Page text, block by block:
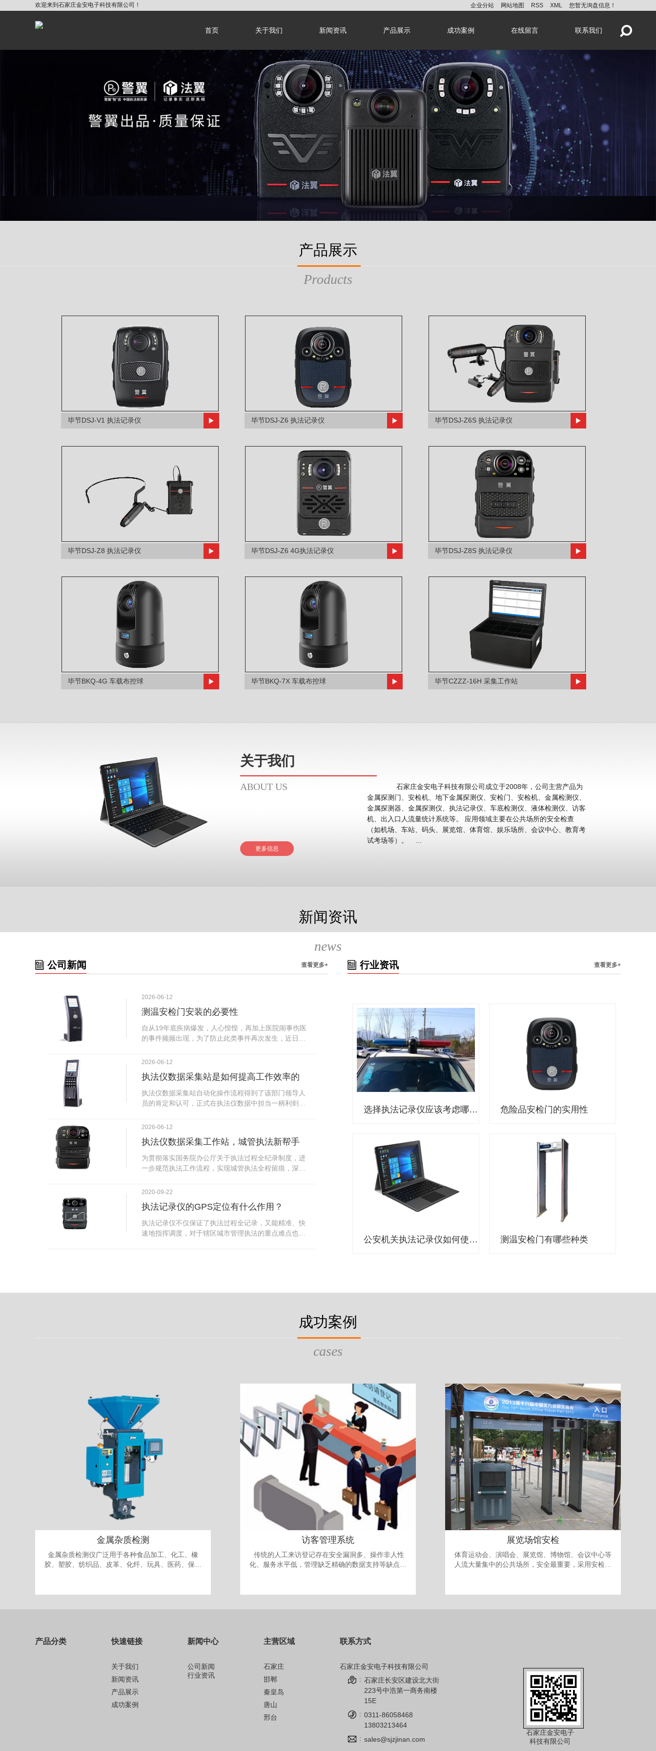
欢迎来到石家庄金安电子科技有限公司！ 企业分站 网站地图 RSS XML 您暂无询盘信息！
首页 关于我们 新闻资讯 产品展示 成功案例 在线留言 联系我们
产品展示
Products
毕节DSJ-V1 执法记录仪 毕节DSJ-Z6 执法记录仪 毕节DSJ-Z6S 执法记录仪
毕节DSJ-Z8 执法记录仪 毕节DSJ-Z6 4G执法记录仪 毕节DSJ-Z8S 执法记录仪
毕节BKQ-4G 车载布控球 毕节BKQ-7X 车载布控球 毕节CZZZ-16H 采集工作站
关于我们
ABOUT US
更多信息
石家庄金安电子科技有限公司成立于2008年，公司主营产品为
金属探测门、安检机、地下金属探测仪、安检门、安检机、金属检测仪、
金属探测器、金属探测仪、执法记录仪、车底检测仪、液体检测仪、访客
机、出入口人流量统计系统等。 应用领域主要在公共场所的安全检查
（如机场、车站、码头、展览馆、体育馆、娱乐场所、会议中心、教育考
新闻资讯
news
公司新闻 查看更多+
2026-06-12
测温安检门安装的必要性
自从19年底疾病爆发，人心惶惶，再加上医院闹事伤医
的事件频频出现，为了防止此类事件再次发生，近日，
尽快的安装安检门等设备，开展安全工作。此消息一经
个，其一，安装安检门是否会激化矛盾。其二，安装安
检门可以防范于未然。1月6号当天，南宁市第二医院刚
试行安检的首日，检查出10多把各类刀具和一把管制类
可以，能够保障急诊的快速通道顺畅就可以。
2026-06-12
执法仪数据采集站是如何提高工作效率的
执法仪数据采集站自动化操作流程得到了该部门领导人
员的肯定和认可，正式在执法仪数据中担当一柄利剑。
步，首先执法仪数据采集站支持多台执法仪同时上传数
取目标对象，并同步到采集站中，此外设备具有断点续
传的功能，如果碰到网络故障，可以从已经上传或下载
的部分开始继续上传下载未完成的部分，而没有必要从
据和自动充电，方便执法人员下次直接使用，提高执法
仪数据效率。执法仪数据采集站还具有强大的数据存储
据，将统计结果以图表或者报表的形式呈现；设备设置
有用户操作权限管理，自动将用户警员编号与执法仪编
2026-06-12
执法仪数据采集工作站，城管执法新帮手
为贯彻落实国务院办公厅关于执法过程全纪录制度，进
一步规范执法工作流程，实现城管执法全程留痕，深入
手。执法记录仪是我们队员在路面执法的必备品，它忠
盾的发生。现在有了执法仪数据采集工作站，执法队员
的担忧便得到有效的解决。每个采集工作站可支持多台
执法记录仪设备同时上传数据，队员当天使用当天上
充电、校校时，做执法记录仪的贴心小"保姆"。随着群
场资料，直戳了当的展示给行政相对人看，有效的减少
2020-09-22
执法记录仪的GPS定位有什么作用？
执法记录仪不仅保证了执法过程全记录，又能精准、快
速地指挥调度，对于辖区城市管理执法的重点难点也能
在平台的电子地图上显示出设备的具体位置，实时查看
能，在实战中发挥着重要的作用，能广泛应用于交警公
安执法、卫生监督、城管执法、海关执法、路政、质量
行业资讯 查看更多+
选择执法记录仪应该考虑哪些因素？ 危险品安检门的实用性
公安机关执法记录仪如何使用？ 测温安检门有哪些种类
成功案例
cases
金属杂质检测
金属杂质检测仪广泛用于各种食品加工、化工、橡
胶、塑胶、纺织品、皮革、化纤、玩具、医药、保健
访客管理系统
传统的人工来访登记存在安全漏洞多、操作非人性
化、服务水平低，管理缺乏精确的数据支持等缺点。
要求，进入单位进行作案。发案后追查却有可能发现
访客机管理系统，技术先进、操作简单、性能可靠，
构、公安、院校安全保卫管理的得力助手。
展览场馆安检
体育运动会、演唱会、展览馆、博物馆、会议中心等
人流大量集中的公共场所，安全最重要，采用安检门
时还需要考虑最多人流量的问题，以免人员过多发生
产品分类 快速链接
关于我们
新闻资讯
产品展示
成功案例
新闻中心
公司新闻
行业资讯
主营区域
石家庄
邯郸
秦皇岛
唐山
邢台
联系方式
石家庄金安电子科技有限公司
: 石家庄长安区建设北大街
223号中浩第一商务南楼
15E
: 0311-86058468
13803213464
: sales@sjzjinan.com
石家庄金安电子
科技有限公司